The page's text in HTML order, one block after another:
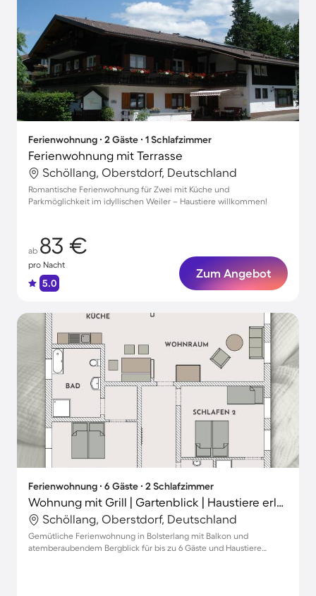
Ferienwohnung ∙ 2 Gäste ∙ 1 Schlafzimmer
Ferienwohnung mit Terrasse
Schöllang, Oberstdorf, Deutschland
Romantische Ferienwohnung für Zwei mit Küche und
Parkmöglichkeit im idyllischen Weiler – Haustiere willkommen!
ab 83 €
pro Nacht
5.0
Zum Angebot
Ferienwohnung ∙ 6 Gäste ∙ 2 Schlafzimmer
Wohnung mit Grill | Gartenblick | Haustiere erlaubt
Schöllang, Oberstdorf, Deutschland
Gemütliche Ferienwohnung in Bolsterlang mit Balkon und
atemberaubendem Bergblick für bis zu 6 Gäste und Haustiere